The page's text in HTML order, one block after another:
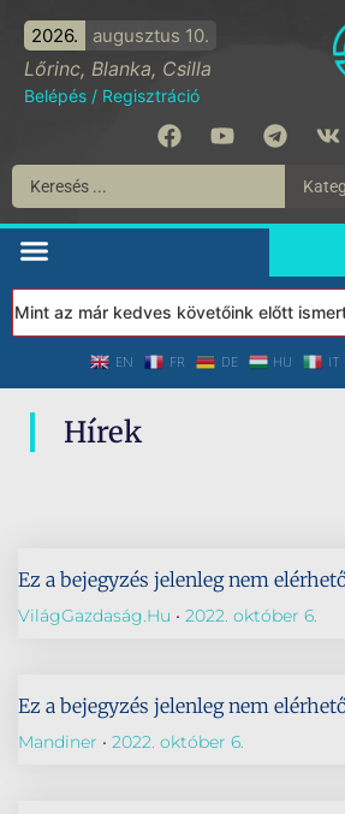
2026. augusztus 10.
Lőrinc, Blanka, Csilla
Belépés / Regisztráció
az már kedves követőink előtt
EN FR DE HU IT
Hírek
Ez a bejegyzés jelenleg nem
VilágGazdaság.hu 2022. október 6.
Ez a bejegyzés jelenleg nem
Mandiner 2022. október 6.